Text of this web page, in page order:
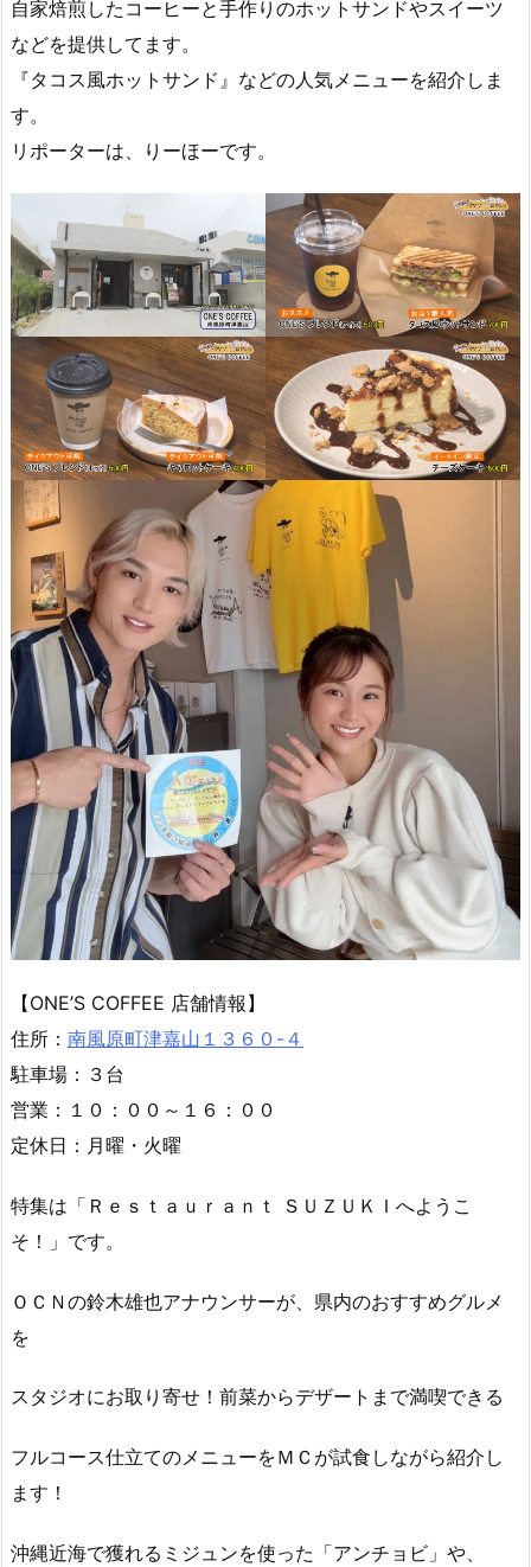
自家焙煎したコーヒーと手作りのホットサンドやスイーツ
などを提供してます。
『タコス風ホットサンド』などの人気メニューを紹介しま
す。
リポーターは、りーほーです。
【ONE’S COFFEE 店舗情報】
住所： 南風原町津嘉山１３６０-４
駐車場：３台
営業：１０：００～１６：００
定休日：月曜・火曜
特集は「Ｒｅｓｔａｕｒａｎｔ ＳＵＺＵＫＩへようこ
そ！」です。
ＯＣＮの鈴木雄也アナウンサーが、県内のおすすめグルメ
を
スタジオにお取り寄せ！前菜からデザートまで満喫できる
フルコース仕立てのメニューをＭＣが試食しながら紹介し
ます！
沖縄近海で獲れるミジュンを使った「アンチョビ」や、